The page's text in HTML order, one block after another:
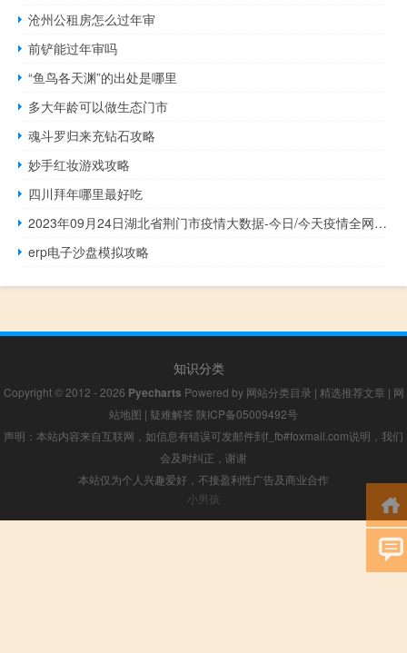
沧州公租房怎么过年审
前铲能过年审吗
“鱼鸟各天渊”的出处是哪里
多大年龄可以做生态门市
魂斗罗归来充钻石攻略
妙手红妆游戏攻略
四川拜年哪里最好吃
2023年09月24日湖北省荆门市疫情大数据-今日/今天疫情全网搜索最新实时消息动态情况通知播报
erp电子沙盘模拟攻略
知识分类
Copyright © 2012 - 2026 Pyecharts Powered by 网站分类目录 | 精选推荐文章 | 网
站地图 | 疑难解答 陕ICP备05009492号
声明：本站内容来自互联网，如信息有错误可发邮件到f_fb#foxmail.com说明，我们
会及时纠正，谢谢
本站仅为个人兴趣爱好，不接盈利性广告及商业合作
小男孩